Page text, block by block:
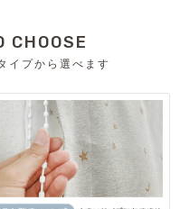
CHOOSE
イプから選べます